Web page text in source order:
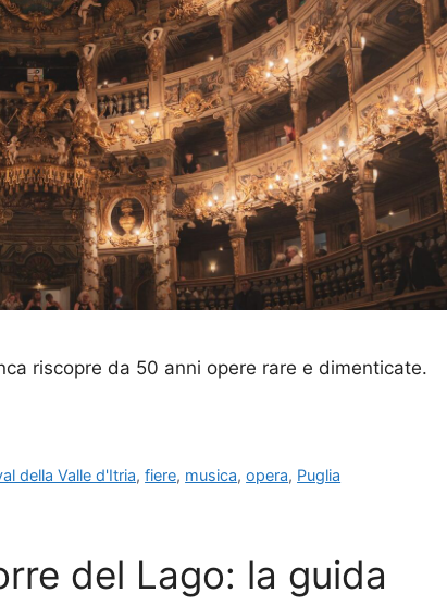
riscopre da 50 anni opere rare e dimenticate.
della Valle d'Itria,fiere, musica,opera, Puglia
del Lago: la guida